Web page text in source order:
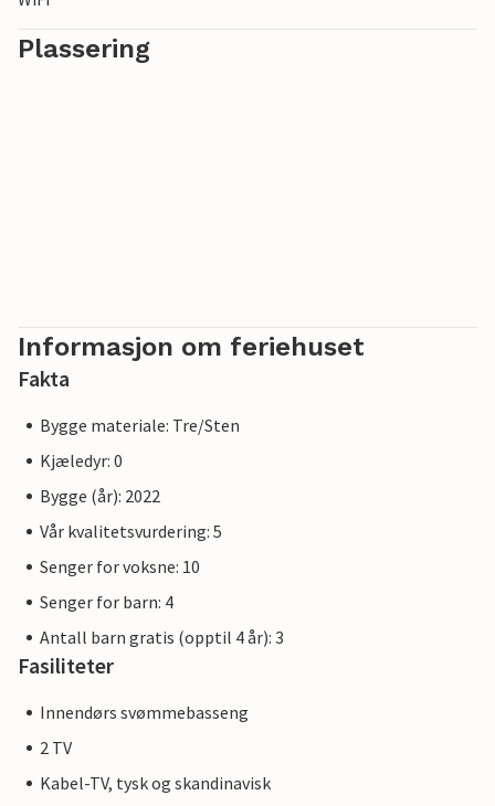
Plassering
Informasjon om feriehuset
Fakta
Bygge materiale: Tre/Sten
Kjæledyr: 0
Bygge (år): 2022
Vår kvalitetsvurdering: 5
Senger for voksne: 10
Senger for barn: 4
Antall barn gratis (opptil 4 år): 3
Fasiliteter
Innendørs svømmebasseng
2 TV
Kabel-TV, tysk og skandinavisk